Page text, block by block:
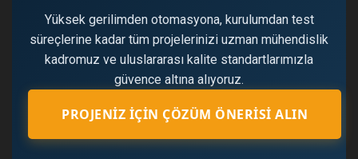
Yüksek gerilimden otomasyona, kurulumdan test
süreçlerine kadar tüm projelerinizi uzman mühendislik
kadromuz ve uluslararası kalite standartlarımızla
güvence altına alıyoruz.
PROJENIZ İÇIN ÇÖZÜM ÖNERISI ALIN